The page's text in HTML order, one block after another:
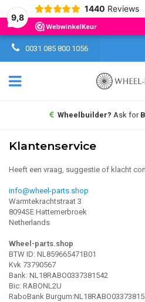
9,8
1440 Reviews
0031 085 800 1056
Wheelbuilder? Ask for
Klantenservice
Heeft een vraag, suggestie of klacht
info@wheel-parts.shop
Warmtekrachtstraat 3
8094SE Hattemerbroek
Netherlands
Wheel-parts.shop
BTW ID: NL859665471B01
Kvk 73790567
Bank: NL18RABO0337381542
Bic: RABONL2U
RaboBank